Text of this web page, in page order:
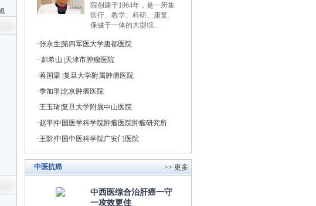
院创建于1964年，是一所集
医疗、教学、科研、康复、
保健于一体的大型综...
张永生|第四军医大学唐都医院
郝希山 |天津市肿瘤医院
蒋国梁 |复旦大学附属肿瘤医院
季加孚|北京肿瘤医院
王玉琦|复旦大学附属中山医院
赵平|中国医学科学院肿瘤医院肿瘤研究所
王阶|中国中医科学院广安门医院
中医抗癌 >> 更多
中西医综合治肝癌一守
一攻效更佳